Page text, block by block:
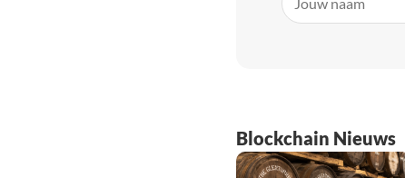
Blockchain Nieuws